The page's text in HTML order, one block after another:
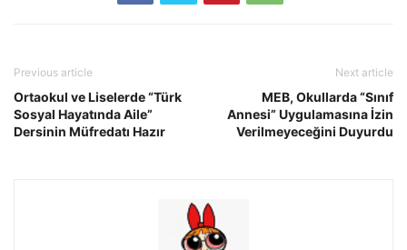
Previous article
Ortaokul ve Liselerde “Türk
Sosyal Hayatında Aile”
Dersinin Müfredatı Hazır
Next article
MEB, Okullarda “Sınıf
Annesi” Uygulamasına İzin
Verilmeyeceğini Duyurdu